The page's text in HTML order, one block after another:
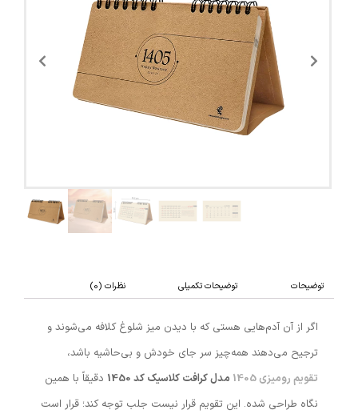
توضیحات توضیحات تکمیلی نظرات (0)
اگر از آن آدم‌هایی هستی که با دیدن میز شلوغ کلافه می‌شوند و
ترجیح می‌دهند همه‌چیز سر جای خودش و بی‌حاشیه باشد،
تقویم رومیزی 1405
مدل کرافت کلاسیک کد 1450
دقیقاً با همین
نگاه طراحی شده. این تقویم قرار نیست جلب توجه کند؛ قرار است